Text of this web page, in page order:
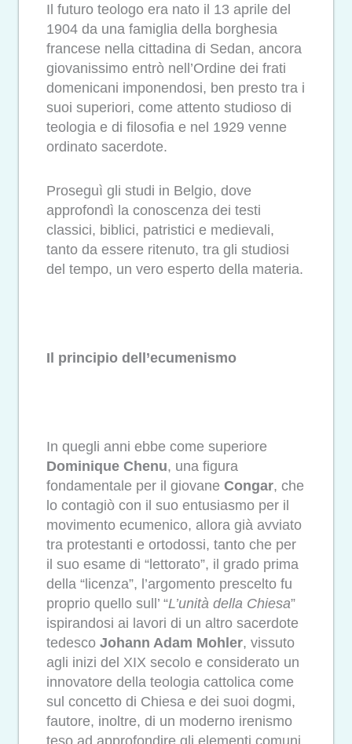
Il futuro teologo era nato il 13 aprile del
1904 da una famiglia della borghesia
francese nella cittadina di Sedan, ancora
giovanissimo entrò nell’Ordine dei frati
domenicani imponendosi, ben presto tra i
suoi superiori, come attento studioso di
teologia e di filosofia e nel 1929 venne
ordinato sacerdote.
Proseguì gli studi in Belgio, dove
approfondì la conoscenza dei testi
classici, biblici, patristici e medievali,
tanto da essere ritenuto, tra gli studiosi
del tempo, un vero esperto della materia.
Il principio dell’ecumenismo
In quegli anni ebbe come superiore
Dominique Chenu, una figura
fondamentale per il giovane Congar, che
lo contagiò con il suo entusiasmo per il
movimento ecumenico, allora già avviato
tra protestanti e ortodossi, tanto che per
il suo esame di “lettorato”, il grado prima
della “licenza”, l’argomento prescelto fu
proprio quello sull’ “L’unità della Chiesa”
ispirandosi ai lavori di un altro sacerdote
tedesco Johann Adam Mohler, vissuto
agli inizi del XIX secolo e considerato un
innovatore della teologia cattolica come
sul concetto di Chiesa e dei suoi dogmi,
fautore, inoltre, di un moderno irenismo